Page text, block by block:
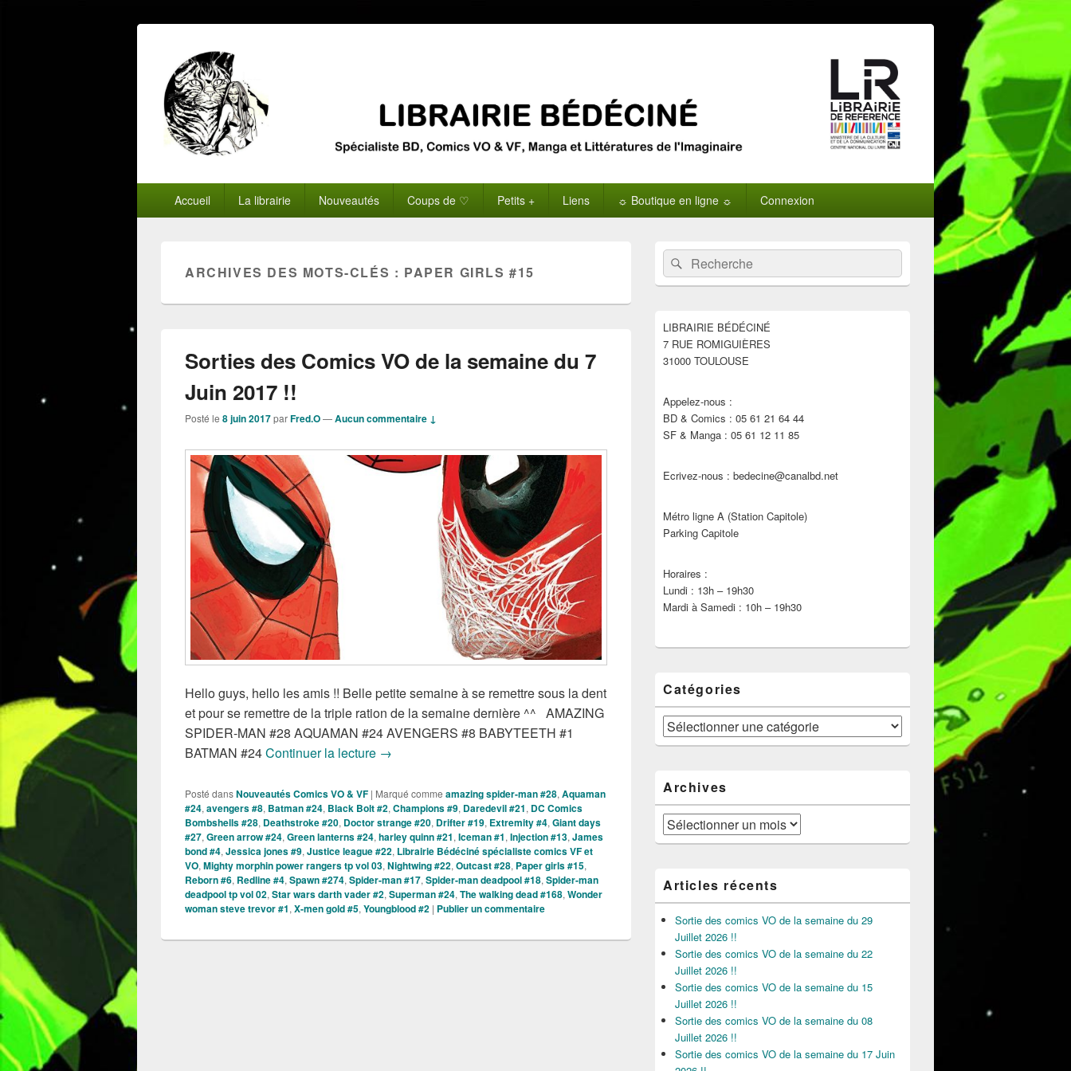
principalAccueil La librairie Nouveautés Coups de ♡ Petits + Liens ☼ Boutique en ligne ☼ Connexion
ARCHIVES DES MOTS-CLÉS : PAPER GIRLS #15
Sorties des Comics VO de la semaine du 7
Juin 2017 !!
Posté le 8 juin 2017parFred.O—Aucun commentaire ↓
Hello guys, hello les amis !! Belle petite semaine à se remettre sous la dent
et pour se remettre de la triple ration de la semaine dernière ^^ AMAZING
SPIDER-MAN #28 AQUAMAN #24 AVENGERS #8 BABYTEETH #1
BATMAN #24Continuer la lecture Sorties des Comics VO de la semaine du 7 Juin 2017 !!
→
Posté dansNouveautés Comics VO & VF | Marqué comme amazing spider-man #28, Aquaman
#24, avengers #8, Batman #24, Black Bolt #2, Champions #9, Daredevil #21, DC Comics
Bombshells #28, Deathstroke #20, Doctor strange #20, Drifter #19, Extremity #4, Giant days
#27, Green arrow #24, Green lanterns #24, harley quinn #21, Iceman #1, Injection #13, James
bond #4, Jessica jones #9, Justice league #22, Librairie Bédéciné spécialiste comics VF et
VO, Mighty morphin power rangers tp vol 03, Nightwing #22, Outcast #28, Paper girls #15,
Reborn #6, Redline #4, Spawn #274, Spider-man #17, Spider-man deadpool #18, Spider-man
deadpool tp vol 02, Star wars darth vader #2, Superman #24, The walking dead #168, Wonder
woman steve trevor #1, X-men gold #5, Youngblood #2 | Publier un commentaire
Zone
principale
de
widget
barre
latérale
Recherche :Rechercher
LIBRAIRIE BÉDÉCINÉ
7 RUE ROMIGUIÈRES
31000 TOULOUSE
Appelez-nous :
BD & Comics : 05 61 21 64 44
SF & Manga : 05 61 12 11 85
Ecrivez-nous : bedecine@canalbd.net
Métro ligne A (Station Capitole)
Parking Capitole
Horaires :
Lundi : 13h – 19h30
Mardi à Samedi : 10h – 19h30
Catégories
Catégories
Archives
Archives
Articles récents
Sortie des comics VO de la semaine du 29
Juillet 2026 !!
Sortie des comics VO de la semaine du 22
Juillet 2026 !!
Sortie des comics VO de la semaine du 15
Juillet 2026 !!
Sortie des comics VO de la semaine du 08
Juillet 2026 !!
Sortie des comics VO de la semaine du 17 Juin